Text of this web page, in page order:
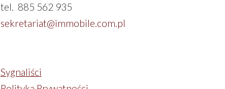
tel. 885 562 935
sekretariat@immobile.com.pl
Sygnaliści